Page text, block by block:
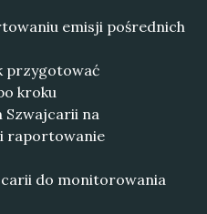
emisji pośrednich
przygotować
kroku
Szwajcarii na
raportowanie
do monitorowania